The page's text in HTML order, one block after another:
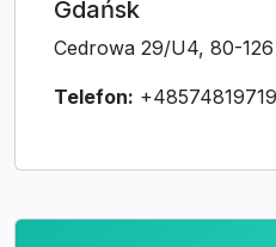
Gdańsk
Cedrowa 29/U4, 80-
Telefon: +48574819719